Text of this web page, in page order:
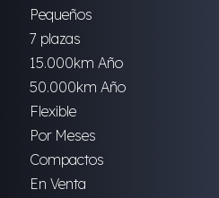
Pequeños
7 plazas
15.000km Año
50.000km Año
Flexible
Por Meses
Compactos
En Venta